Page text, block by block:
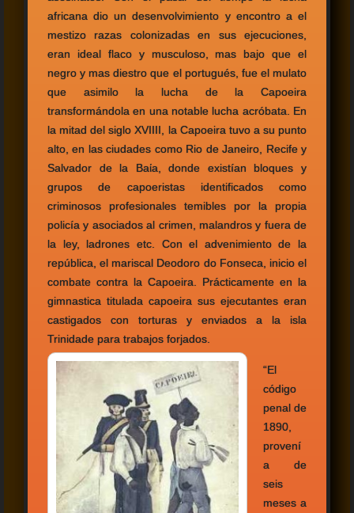
africana dio un desenvolvimiento y encontro a el
mestizo razas colonizadas en sus ejecuciones,
eran ideal flaco y musculoso, mas bajo que el
negro y mas diestro que el portugués, fue el mulato
que asimilo la lucha de la Capoeira
transformándola en una notable lucha acróbata. En
la mitad del siglo XVIIII, la Capoeira tuvo a su punto
alto, en las ciudades como Rio de Janeiro, Recife y
Salvador de la Baίa, donde existían bloques y
grupos de capoeristas identificados como
criminosos profesionales temibles por la propia
policía y asociados al crimen, malandros y fuera de
la ley, ladrones etc. Con el advenimiento de la
república, el mariscal Deodoro do Fonseca, inicio el
combate contra la Capoeira. Prácticamente en la
gimnastica titulada capoeira sus ejecutantes eran
castigados con torturas y enviados a la isla
Trinidade para trabajos forjados.
“El
código
penal de
1890,
provení
a de
seis
meses a